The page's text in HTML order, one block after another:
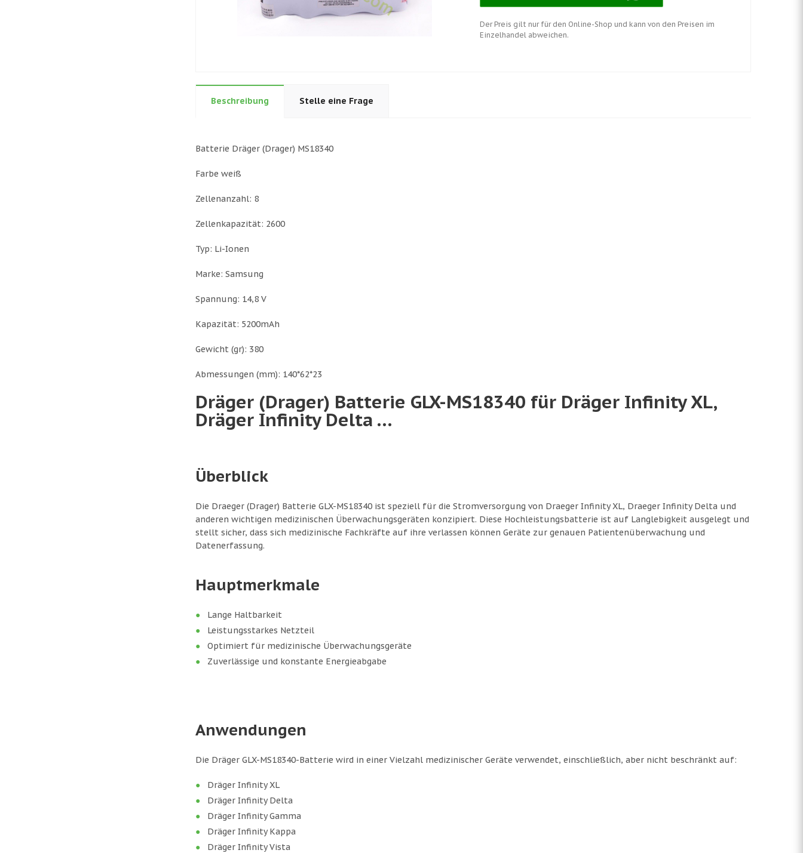
Der Preis gilt nur für den Online-Shop und kann von den Preisen im
Einzelhandel abweichen.
Beschreibung Stelle eine Frage
Batterie Dräger (Drager) MS18340
Farbe weiß
Zellenanzahl: 8
Zellenkapazität: 2600
Typ: Li-Ionen
Marke: Samsung
Spannung: 14,8 V
Kapazität: 5200mAh
Gewicht (gr): 380
Abmessungen (mm): 140*62*23
Dräger (Drager) Batterie GLX-MS18340 für Dräger Infinity XL,
Dräger Infinity Delta …
Überblick
Die Draeger (Drager) Batterie GLX-MS18340 ist speziell für die Stromversorgung von Draeger Infinity XL, Draeger Infinity Delta und
anderen wichtigen medizinischen Überwachungsgeräten konzipiert. Diese Hochleistungsbatterie ist auf Langlebigkeit ausgelegt und
stellt sicher, dass sich medizinische Fachkräfte auf ihre verlassen können Geräte zur genauen Patientenüberwachung und
Datenerfassung.
Hauptmerkmale
Lange Haltbarkeit
Leistungsstarkes Netzteil
Optimiert für medizinische Überwachungsgeräte
Zuverlässige und konstante Energieabgabe
Anwendungen
Die Dräger GLX-MS18340-Batterie wird in einer Vielzahl medizinischer Geräte verwendet, einschließlich, aber nicht beschränkt auf:
Dräger Infinity XL
Dräger Infinity Delta
Dräger Infinity Gamma
Dräger Infinity Kappa
Dräger Infinity Vista